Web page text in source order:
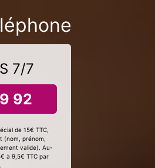
7/7
92
de 15€ TTC,
(nom, prénom,
valide). Au-
à 9,5€ TTC par